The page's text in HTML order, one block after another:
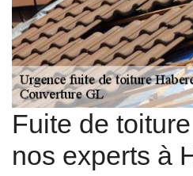
Fuite de
nos experts à